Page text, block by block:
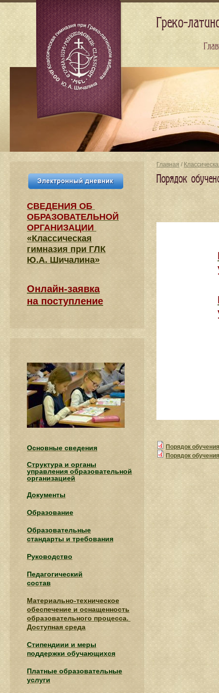
Главная /
Порядок
Порядок
Порядок
СВЕДЕНИЯ​ ОБ
ОБРАЗОВАТЕЛЬНОЙ
ОРГАНИЗАЦИИ
«Классическая
гимназия при ГЛК
Ю.А. Шичалина»
Онлайн-заявка
на поступление
Основные сведения
Структура и органы
управления образовательной
организацией
Документы
Образование
Образовательные
стандарты и требования
Руководство
Педагогический
состав
Материально-техническое
обеспечение и оснащенность
образовательного процесса.
Доступная среда
Стипендиии и меры
поддержки обучающихся
Платные образовательные
услуги
Греко-